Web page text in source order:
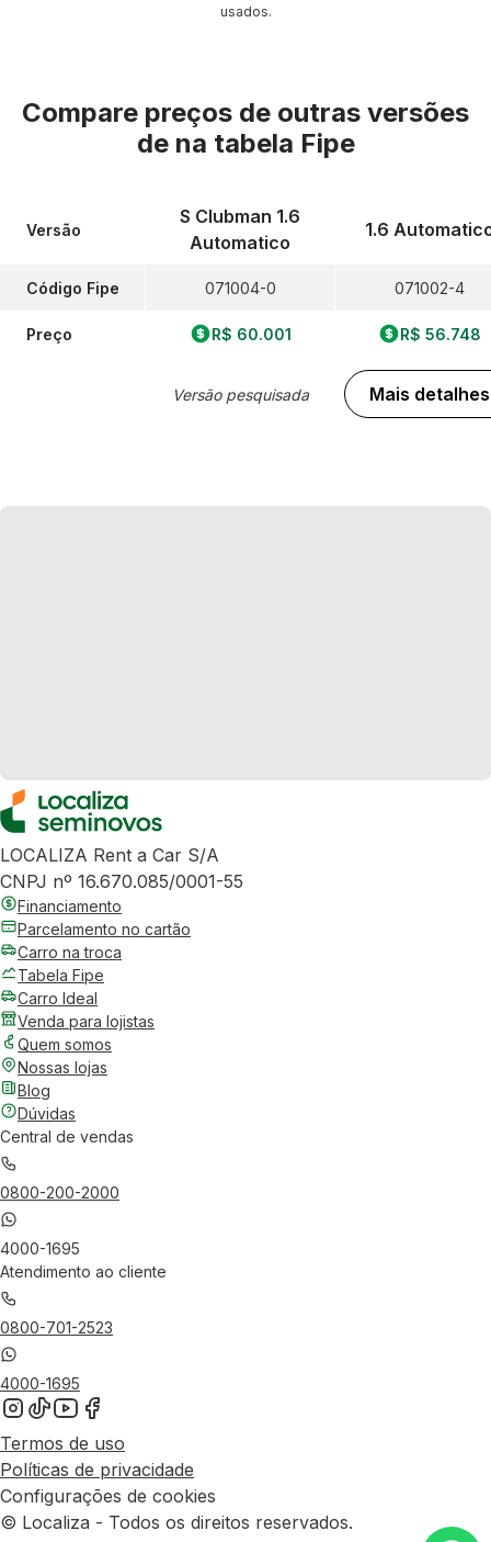
usados.
Compare preços de outras versões
de na tabela Fipe
Versão
Código Fipe
Preço
S Clubman 1.6
Automatico
071004-0
R$ 60.001
Versão pesquisada
1.6
071002-4
R$ 56.748
Mais detalhes
LOCALIZA Rent a Car S/A
CNPJ nº 16.670.085/0001-55
Financiamento
Parcelamento no cartão
Carro na troca
Tabela Fipe
Carro Ideal
Venda para lojistas
Quem somos
Nossas lojas
Blog
Dúvidas
Central de vendas
0800-200-2000
4000-1695
Atendimento ao cliente
0800-701-2523
4000-1695
Termos de uso
Políticas de privacidade
Configurações de cookies
© Localiza - Todos os direitos reservados.